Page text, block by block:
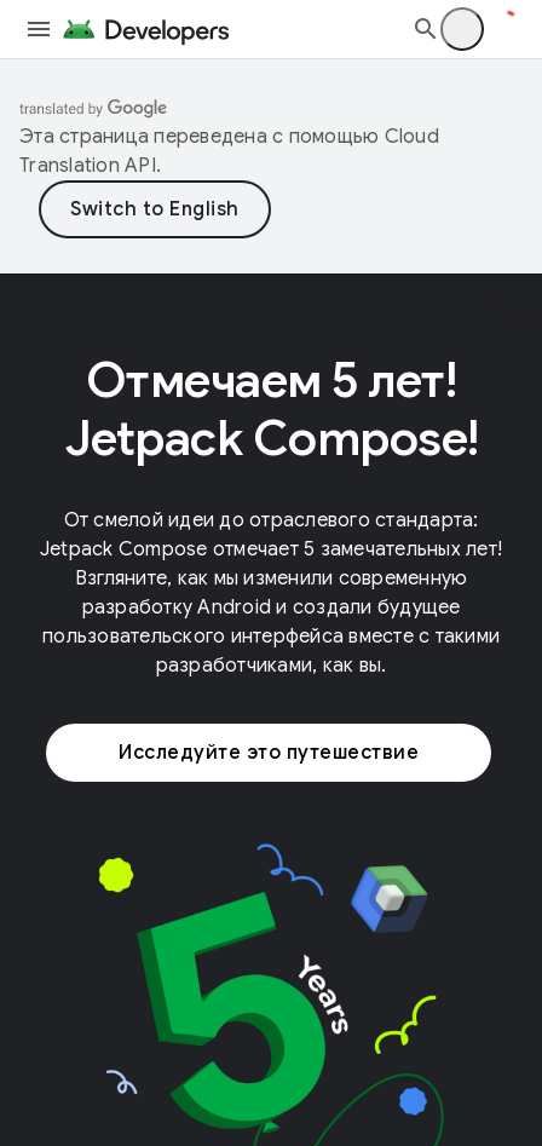
Эта страница переведена с помощью Cloud
Translation API.
Отмечаем 5 лет!
Jetpack Compose!
От смелой идеи до отраслевого стандарта:
Jetpack Compose отмечает 5 замечательных лет!
Взгляните, как мы изменили современную
разработку Android и создали будущее
пользовательского интерфейса вместе с такими
разработчиками, как вы.
Исследуйте это путешествие